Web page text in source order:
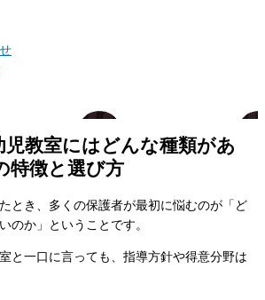
児教室にはどんな種類があ
特徴と選び方
とき、多くの保護者が最初に悩むのが「ど
のか」ということです。
と一口に言っても、指導方針や得意分野は